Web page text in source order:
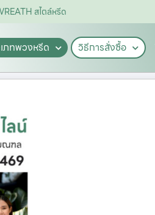
สไตล์หรีด
ภทพวงหรีด วิธีการสั่งซื้อ